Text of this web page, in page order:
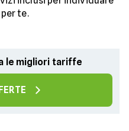
te.
le migliori tariffe